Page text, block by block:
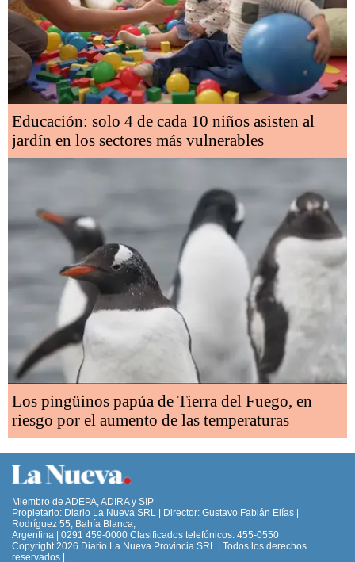
Educación: solo 4 de cada 10 niños asisten al
jardín en los sectores más vulnerables
Los pingüinos papúa de Tierra del Fuego, en
riesgo por el aumento de las temperaturas
Miembro de ADEPA, ADIRA y SIP
Propietario: Diario La Nueva SRL | Director: Gustavo Fabián Elías |
Rodríguez 55, Bahía Blanca,
Argentina | 0291 459-0000 Clasificados telefónicos: 455-0550
Copyright 2026 Diario La Nueva Provincia SRL | Todos los derechos
reservados |